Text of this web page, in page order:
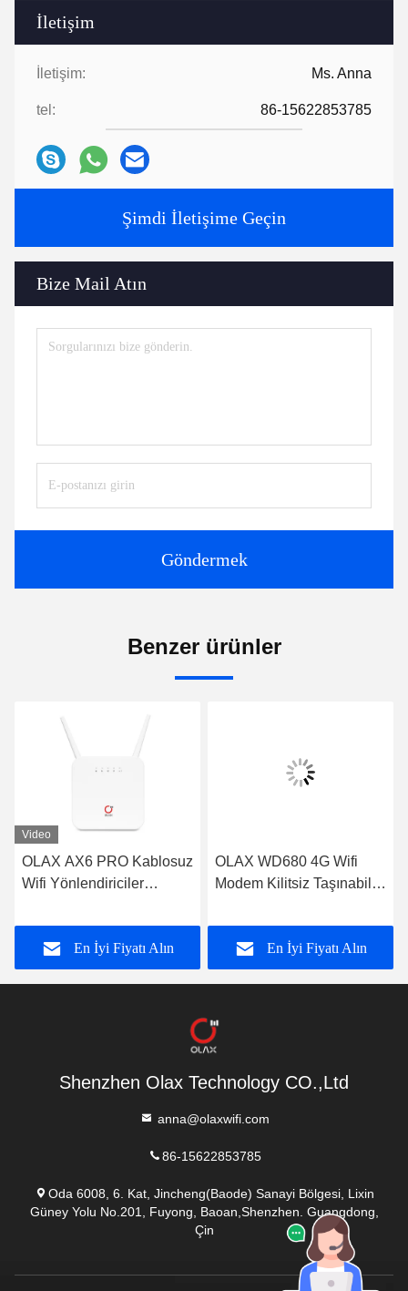
İletişim
İletişim: Ms. Anna
tel: 86-15622853785
Şimdi İletişime Geçin
Bize Mail Atın
Göndermek
Benzer ürünler
Video
OLAX AX6 PRO Kablosuz
Wifi Yönlendiriciler
Wifi Yönlendiriciler
B2/3/4/5/7/8/13/28ab
En İyi Fiyatı Alın
OLAX WD680 4G Wifi
Modem Kilitsiz Taşınabilir
Cat4 150m
En İyi Fiyatı Alın
Shenzhen Olax Technology CO.,Ltd
anna@olaxwifi.com
86-15622853785
Oda 6008, 6. Kat, Jincheng(Baode) Sanayi Bölgesi, Lixin
Güney Yolu No.201, Fuyong, Baoan,Shenzhen. Guangdong,
Çin